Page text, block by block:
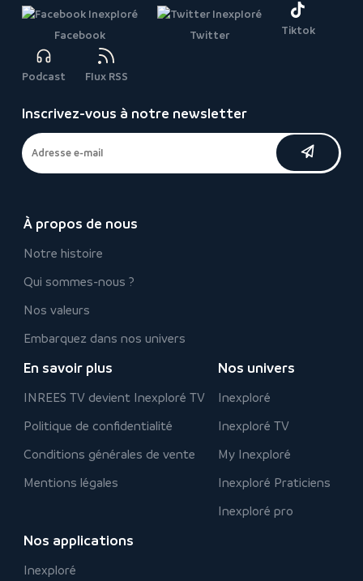
Facebook Twitter Tiktok
Podcast Flux RSS
Inscrivez-vous à notre newsletter
À propos de nous
Notre histoire
Qui sommes-nous ?
Nos valeurs
Embarquez dans nos univers
En savoir plus
INREES TV devient Inexploré TV
Politique de confidentialité
Conditions générales de vente
Mentions légales
Nos univers
Inexploré
Inexploré TV
My Inexploré
Inexploré Praticiens
Inexploré pro
Nos applications
Inexploré